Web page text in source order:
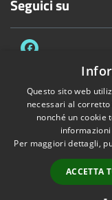
Seguici su
Accessibilità
Copyright © 2026 •
Questo sito web
necessari al
nonché un cookie
Per maggiori dettagli,
ACCETTA